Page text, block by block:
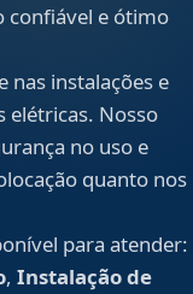
confiável e ótimo
nas instalações e
elétricas. Nosso
no uso e
quanto nos
para atender:
, Instalação de